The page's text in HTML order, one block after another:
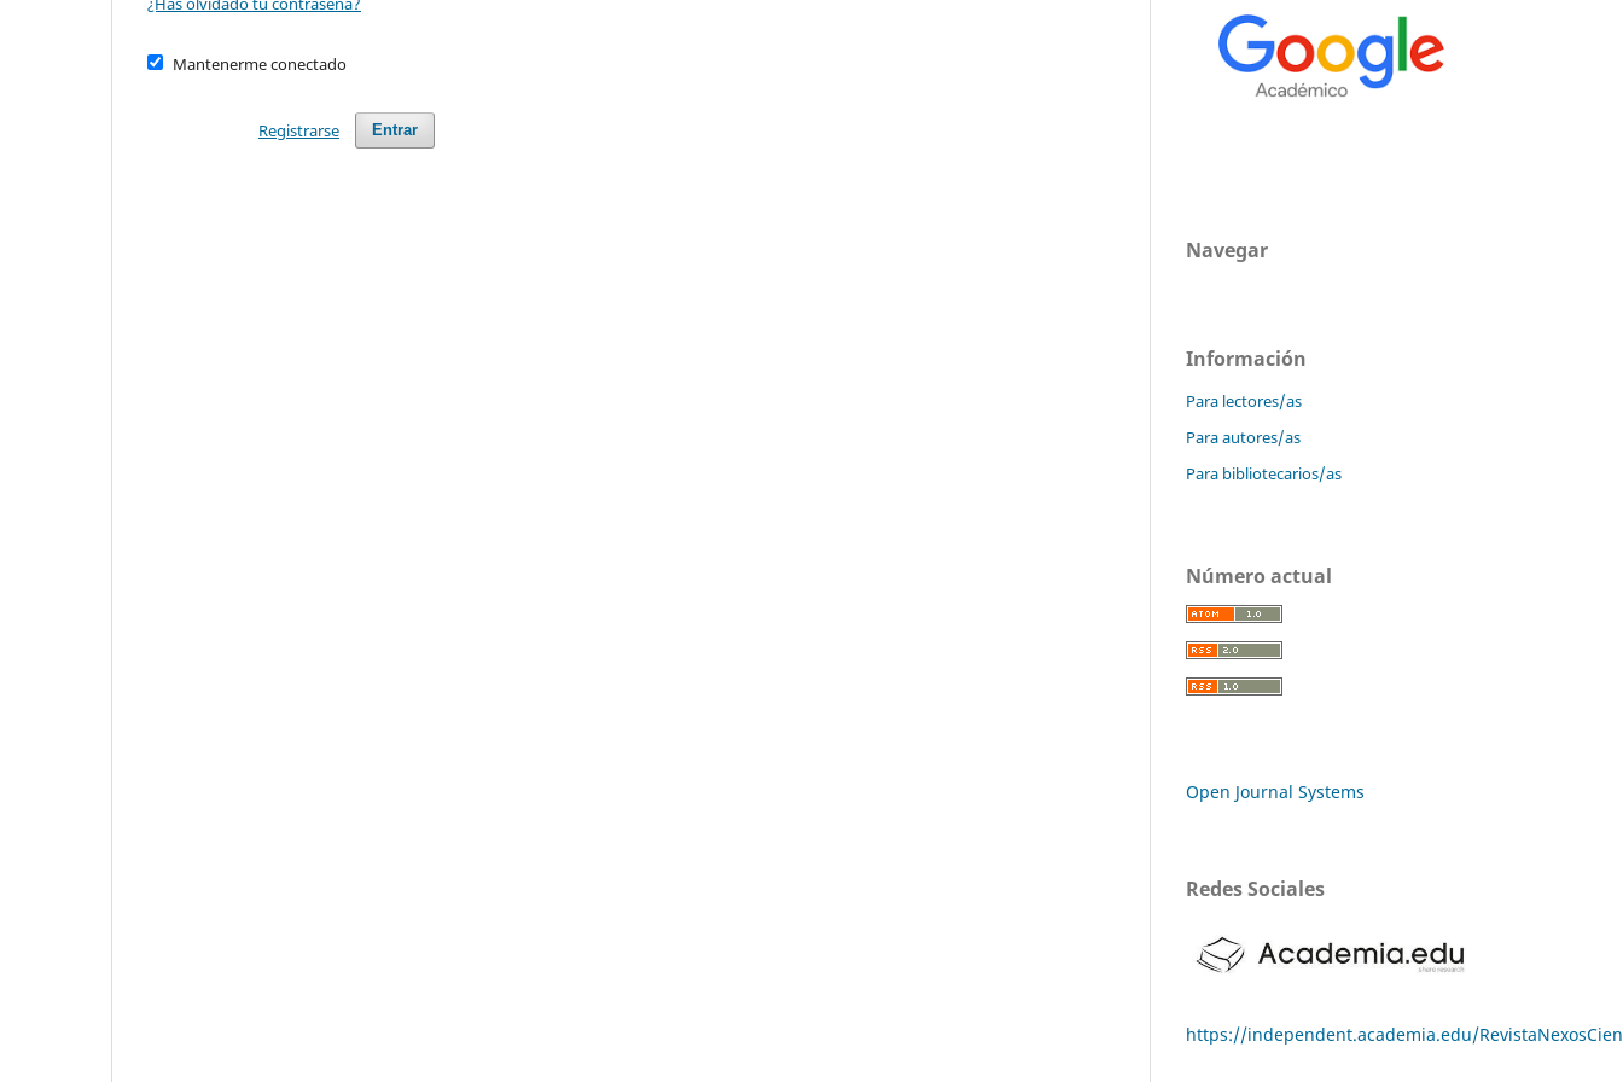
Mantenerme conectado
Entrar
Registrarse
Navegar
Información
Para lectores/as
Para autores/as
Para bibliotecarios/as
Número actual
Open Journal Systems
Redes Sociales
https://independent.academia.edu/